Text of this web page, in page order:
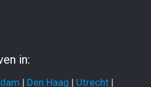
in:
| Den Haag | Utrecht|